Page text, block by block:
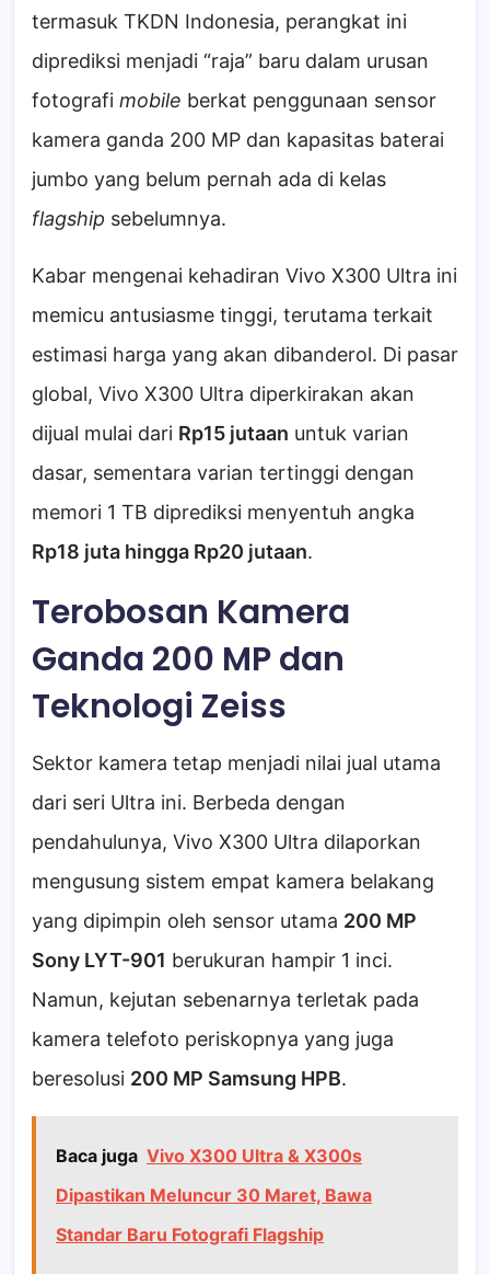
termasuk TKDN Indonesia, perangkat ini
diprediksi menjadi “raja” baru dalam urusan
fotografi mobile berkat penggunaan sensor
kamera ganda 200 MP dan kapasitas baterai
jumbo yang belum pernah ada di kelas
flagship sebelumnya.
Kabar mengenai kehadiran Vivo X300 Ultra ini
memicu antusiasme tinggi, terutama terkait
estimasi harga yang akan dibanderol. Di pasar
global, Vivo X300 Ultra diperkirakan akan
dijual mulai dari Rp15 jutaan untuk varian
dasar, sementara varian tertinggi dengan
memori 1 TB diprediksi menyentuh angka
Rp18 juta hingga Rp20 jutaan.
Terobosan Kamera
Ganda 200 MP dan
Teknologi Zeiss
Sektor kamera tetap menjadi nilai jual utama
dari seri Ultra ini. Berbeda dengan
pendahulunya, Vivo X300 Ultra dilaporkan
mengusung sistem empat kamera belakang
yang dipimpin oleh sensor utama 200 MP
Sony LYT-901 berukuran hampir 1 inci.
Namun, kejutan sebenarnya terletak pada
kamera telefoto periskopnya yang juga
beresolusi 200 MP Samsung HPB.
Baca juga Vivo X300 Ultra & X300s
Dipastikan Meluncur 30 Maret, Bawa
Standar Baru Fotografi Flagship